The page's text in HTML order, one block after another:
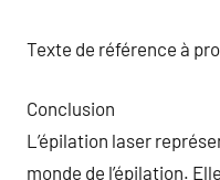
Texte de référence à
Conclusion
L’épilation laser
monde de l’épilation.